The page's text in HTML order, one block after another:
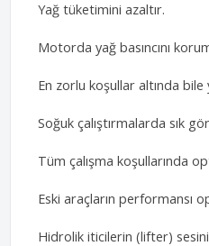
Yağ tüketimini azaltır.
Motorda yağ basıncını
En zorlu koşullar altında bile
Soğuk çalıştırmalarda sık
Tüm çalışma koşullarında
Eski araçların performansı
Hidrolik iticilerin (lifter) sesini